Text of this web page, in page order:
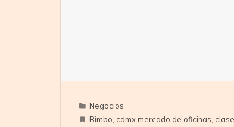
Negocios
Bimbo cdmx mercado de oficinas